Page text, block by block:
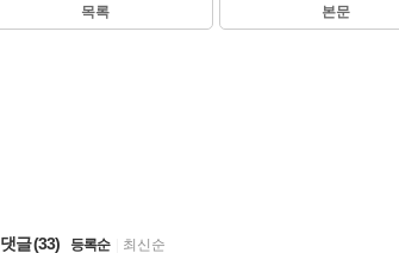
목록 본문
댓글(33) 등록순 최신순